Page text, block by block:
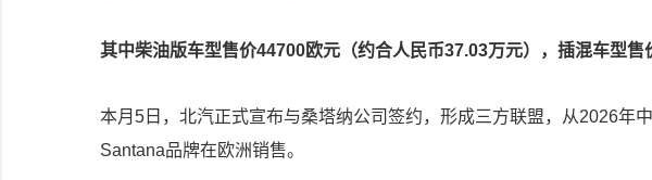
其中柴油版车型售价44700欧元（约合人民币37.03万元），插混车型售
本月5日，北汽正式宣布与桑塔纳公司签约，形成三方联盟，从2026年
Santana品牌在欧洲销售。